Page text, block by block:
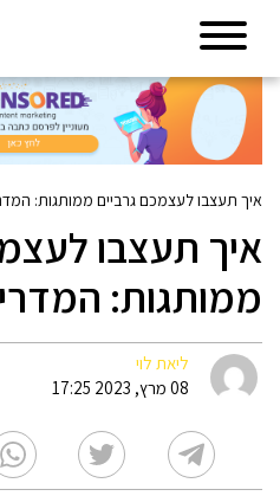
איך תעצבו לעצמכם גרביים ממותגות:
איך תעצבו
ממותגות:
ליאת לוי
08 מרץ, 2023 17:25